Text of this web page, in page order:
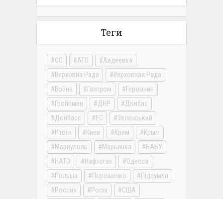
Теги
ЄС АТО
Авдеевка
Верховна Рада
Верховная Рада
Война
Газпром
Германия
Гройсман
ДНР
Донбас
Донбасс
ЕС
Зеленський
Итоги
Киев Крим
Крым
Мариуполь
Марьинка
НАБУ
НАТО
Нафтогаз
Одесса
Польша
Порошенко
Підсумки
Россия
Росія США